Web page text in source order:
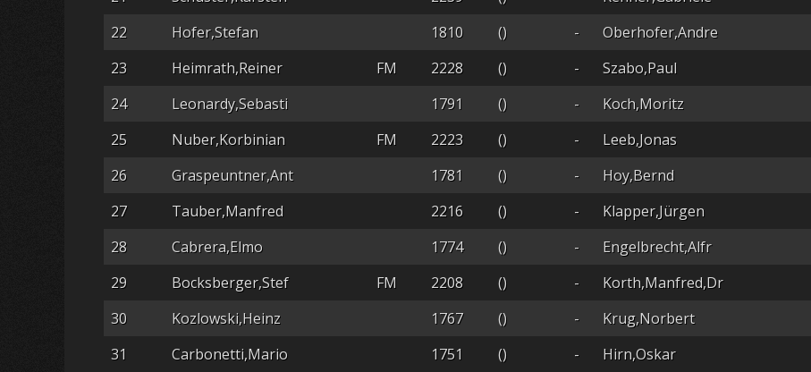
22
Hofer,Stefan 1810 () - Oberhofer,Andre
23
Heimrath,Reiner FM 2228 () - Szabo,Paul
24
Leonardy,Sebasti 1791 () - Koch,Moritz
25
Nuber,Korbinian FM 2223 () - Leeb,Jonas
26
Graspeuntner,Ant 1781 () - Hoy,Bernd
27
Tauber,Manfred 2216 () - Klapper,Jürgen
28
Cabrera,Elmo 1774 () - Engelbrecht,Alfr
29
Bocksberger,Stef FM 2208 () - Korth,Manfred,Dr
30
Kozlowski,Heinz 1767 () - Krug,Norbert
31
Carbonetti,Mario 1751 () - Hirn,Oskar